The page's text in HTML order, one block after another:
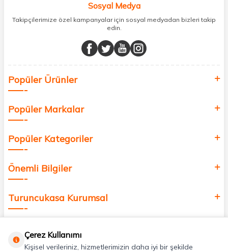
minerallere kadar binlerce ürünü uygun fiyat ve hızlı kargo avantajıyla
sunuyoruz.
buluşturuyor ve online alışveriş deneyiminizi en iyi hale getiriyoruz.
Sağlık, güzellik ve iyi yaşam için aradığınız her şey burada!
değer katmak için bize katılın!
Sosyal Medya
Takipçilerimize özel kampanyalar için sosyal medyadan bizleri takip
edin.
Popüler Ürünler
Popüler Markalar
Popüler Kategoriler
Önemli Bilgiler
Turuncukasa Kurumsal
Çerez Kullanımı
Kişisel verileriniz, hizmetlerimizin daha iyi bir şekilde